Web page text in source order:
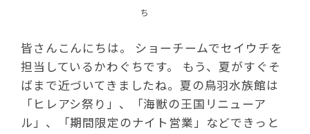
ち
皆さんこんにちは。 ショーチームでセイウチを
担当しているかわぐちです。 もう、夏がすぐそ
ばまで近づいてきましたね。夏の鳥羽水族館は
「ヒレアシ祭り」、「海獣の王国リニューア
ル」、「期間限定のナイト営業」などできっと